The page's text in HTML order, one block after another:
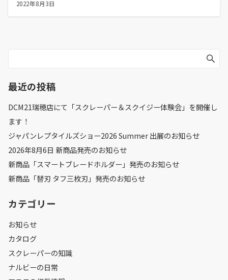
2022年8月3日
最近の投稿
DCM21瑞穂店にて「スクレーパー＆スクイジー体験会」を開催し
ます！
ジャパンレプタイルズショー2026 Summer 出展のお知らせ
2026年8月6日 新商品発売のお知らせ
新商品「スマートブレードホルダー」発売のお知らせ
新商品「替刃 タフ三枚刃」発売のお知らせ
カテゴリー
お知らせ
カタログ
スクレーパーの知識
ナルビーの日常